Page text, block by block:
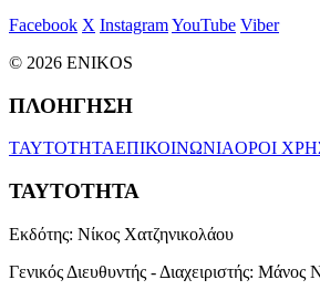
Facebook X InstagramYouTube Viber
© 2026 ENIKOS
ΠΛΟΗΓΗΣΗ
ΤΑΥΤΟΤΗΤΑΕΠΙΚΟΙΝΩΝΙΑΟΡΟΙ
ΤΑΥΤΟΤΗΤΑ
Εκδότης: Νίκος Χατζηνικολάου
Γενικός Διευθυντής - Διαχειριστής: Μάνος